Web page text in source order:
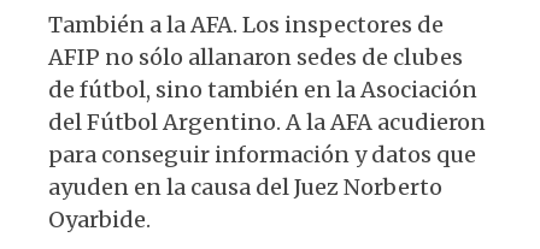
También a la AFA. Los inspectores de
AFIP no sólo allanaron sedes de clubes
de fútbol, sino también en la Asociación
del Fútbol Argentino. A la AFA acudieron
para conseguir información y datos que
ayuden en la causa del Juez Norberto
Oyarbide.